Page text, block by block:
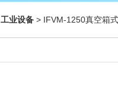
工业设备 > IFVM-1250真空箱